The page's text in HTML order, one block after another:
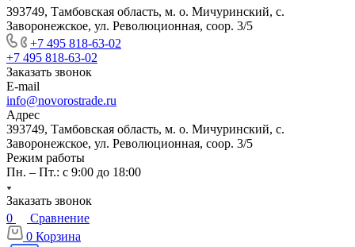
393749, Тамбовская область, м. о. Мичуринский, с.
Заворонежское, ул. Революционная, соор. 3/5
+7 495 818-63-02
+7 495 818-63-02
Заказать звонок
E-mail
info@novorostrade.ru
Адрес
393749, Тамбовская область, м. о. Мичуринский, с.
Заворонежское, ул. Революционная, соор. 3/5
Режим работы
Пн. – Пт.: с 9:00 до 18:00
Заказать звонок
0
Сравнение
0 Корзина